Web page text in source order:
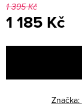
1 395 Kč
1 185 Kč
cena:
Značka: